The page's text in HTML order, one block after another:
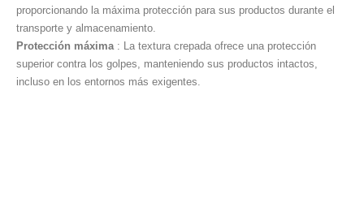
proporcionando la máxima protección para sus productos durante el
transporte y almacenamiento.
Protección máxima: La textura crepada ofrece una protección
superior contra los golpes, manteniendo sus productos intactos,
incluso en los entornos más exigentes.